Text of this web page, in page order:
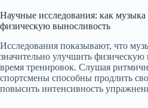
Научные исследования: как музыка
физическую выносливость
Исследования показывают, что
значительно улучшить физическую
время тренировок. Слушая
спортсмены способны продлить
повысить интенсивность